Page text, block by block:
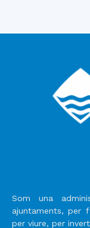
Som una
ajuntaments, per
per viure, per